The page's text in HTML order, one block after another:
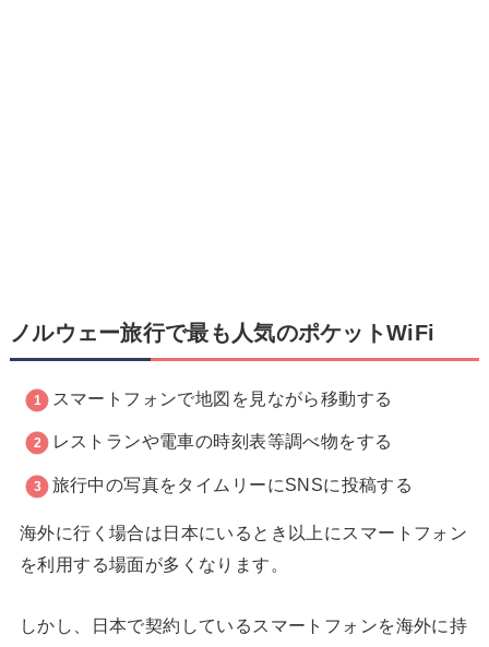
ノルウェー旅行で最も人気のポケットWiFi
スマートフォンで地図を見ながら移動する
レストランや電車の時刻表等調べ物をする
旅行中の写真をタイムリーにSNSに投稿する
海外に行く場合は日本にいるとき以上にスマートフォン
を利用する場面が多くなります。
しかし、日本で契約しているスマートフォンを海外に持